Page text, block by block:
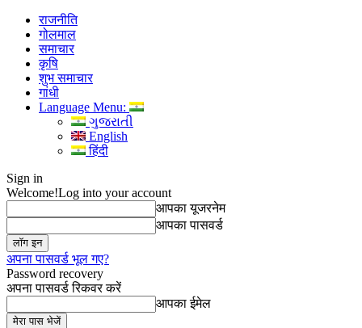
राजनीति
गोलमाल
समाचार
कृषि
शुभ समाचार
गांधी
Language Menu:
ગુજરાતી
English
हिंदी
Sign in
Welcome!Log into your account
आपका यूजरनेम
आपका पासवर्ड
अपना पासवर्ड भूल गए?
Password recovery
अपना पासवर्ड रिकवर करें
आपका ईमेल